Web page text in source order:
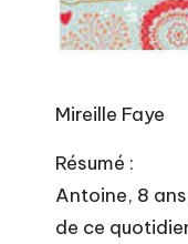
Mireille Faye
Résumé :
Antoine, 8
de ce